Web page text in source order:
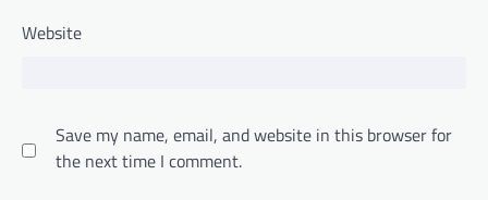
Website
Save my name, email, and website in this browser for
the next time I comment.